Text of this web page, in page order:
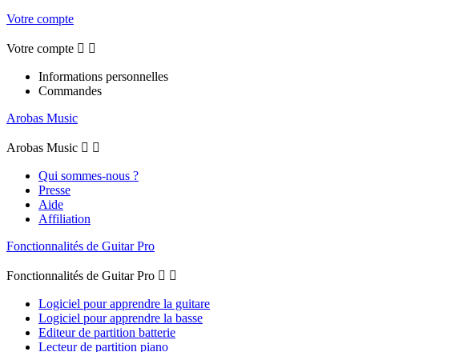
Votre compte
Votre compte  
Informations personnelles
Commandes
Arobas Music
Arobas Music  
Qui sommes-nous ?
Presse
Aide
Affiliation
Fonctionnalités de Guitar Pro
Fonctionnalités de Guitar Pro  
Logiciel pour apprendre la guitare
Logiciel pour apprendre la basse
Editeur de partition batterie
Lecteur de partition piano